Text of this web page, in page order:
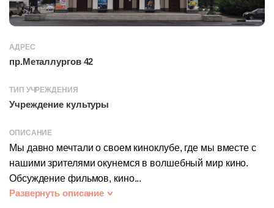
АДРЕС
пр.Металлургов 42
ТИП УЧРЕЖДЕНИЯ
Учреждение культуры
ОПИСАНИЕ
Мы давно мечтали о своем киноклубе, где мы вместе с
нашими зрителями окунемся в волшебный мир кино.
Обсуждение фильмов, кино...
Развернуть описание